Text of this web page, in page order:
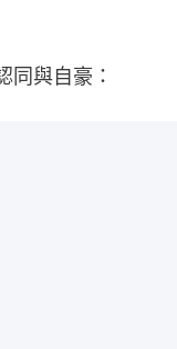
同與自豪：